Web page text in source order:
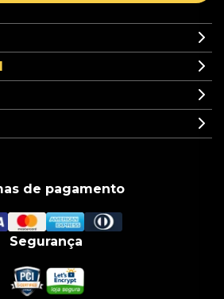
de pagamento
Segurança